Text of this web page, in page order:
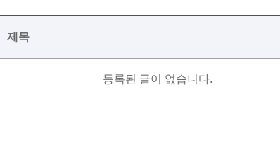
제목
등록된 글이 없습니다.